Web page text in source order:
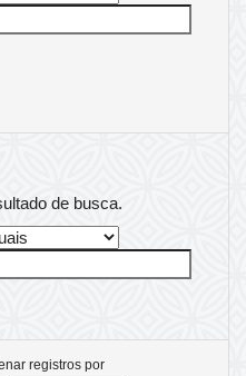
de busca.
registros por